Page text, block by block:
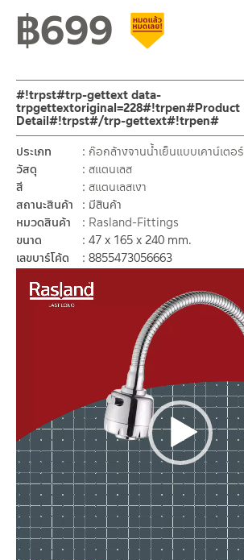
฿699
#!trpst#trp-gettext data-
trpgettextoriginal=228#!trpen#Product
Detail#!trpst#/trp-gettext#!trpen#
ประเภท
ก๊อกล้างจานน้ำเย็นแบบเคาน์เตอร์
วัสดุ
สแตนเลส
สี
สแตนเลสเงา
สถานะสินค้า
มีสินค้า
หมวดสินค้า
Rasland-Fittings
ขนาด
47 x 165 x 240 mm.
เลขบาร์โค้ด
8855473056663
Player